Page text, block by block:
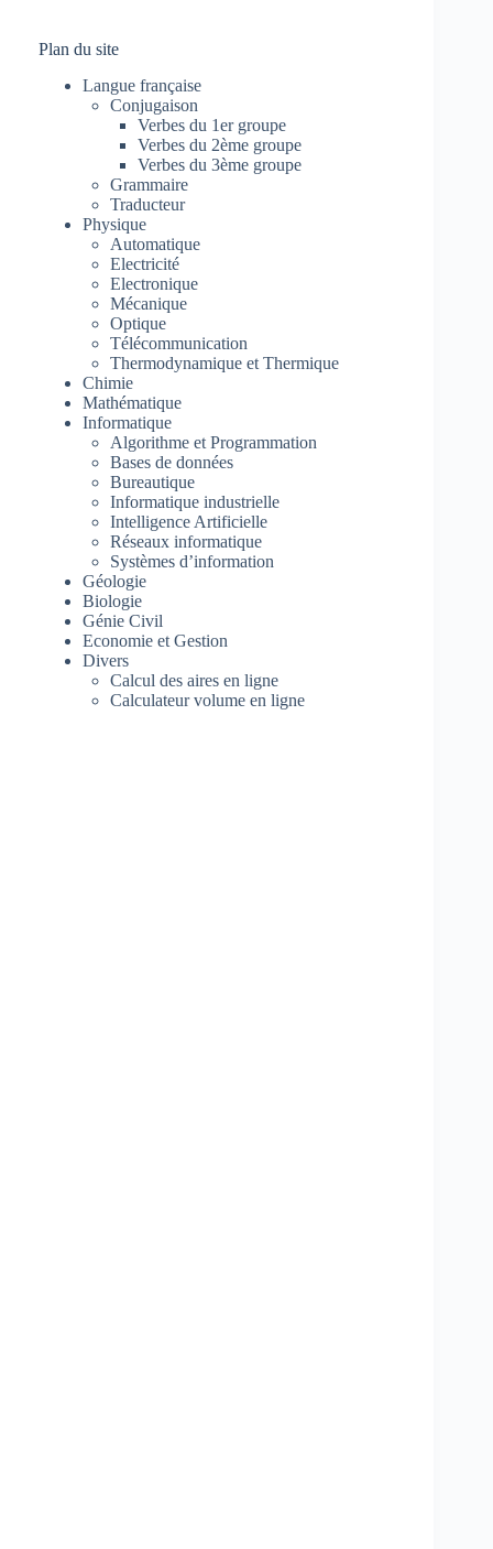
Plan du site
Langue française
Conjugaison
Verbes du 1er groupe
Verbes du 2ème groupe
Verbes du 3ème groupe
Grammaire
Traducteur
Physique
Automatique
Electricité
Electronique
Mécanique
Optique
Télécommunication
Thermodynamique et Thermique
Chimie
Mathématique
Informatique
Algorithme et Programmation
Bases de données
Bureautique
Informatique industrielle
Intelligence Artificielle
Réseaux informatique
Systèmes d’information
Géologie
Biologie
Génie Civil
Economie et Gestion
Divers
Calcul des aires en ligne
Calculateur volume en ligne